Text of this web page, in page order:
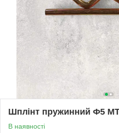
Шплінт пружинний Ф5
В наявності